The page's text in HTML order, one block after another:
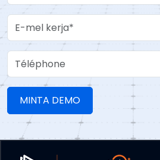
Work Email
Téléphone